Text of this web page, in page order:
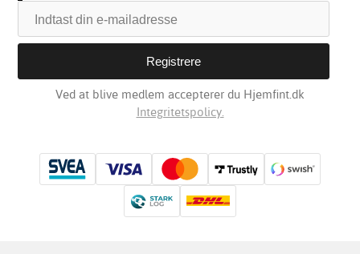
Ved at blive medlem accepterer du Hjemfint.dk
Integritetspolicy.